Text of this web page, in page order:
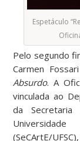
Espetáculo
Pelo segundo
Carmen
Absurdo. A
vinculada ao
da
(SeCArtE/